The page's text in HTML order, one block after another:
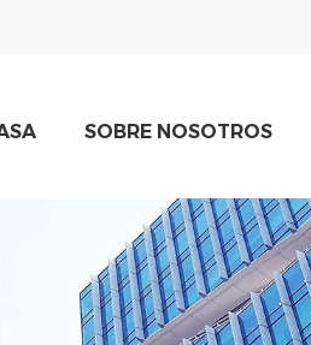
SOBRE NOSOTROS